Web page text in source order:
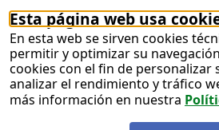
Esta página web usa
En esta web se sirven cookies
permitir y optimizar su
cookies con el fin de personalizar
analizar el rendimiento y tráfico
más información en nuestra